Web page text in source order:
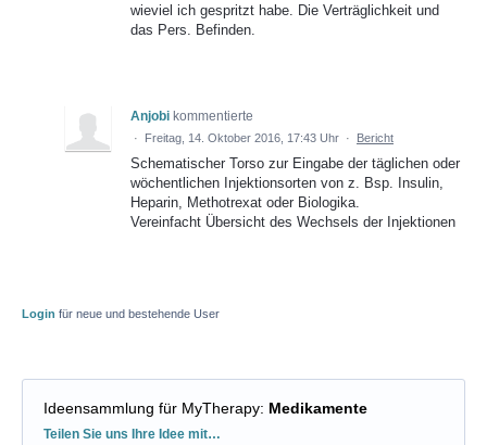
wieviel ich gespritzt habe. Die Verträglichkeit und
das Pers. Befinden.
Anjobi kommentierte
· Freitag, 14. Oktober 2016, 17:43 Uhr · Bericht
Schematischer Torso zur Eingabe der täglichen oder
wöchentlichen Injektionsorten von z. Bsp. Insulin,
Heparin, Methotrexat oder Biologika.
Vereinfacht Übersicht des Wechsels der Injektionen
Login für neue und bestehende User
Ideensammlung für MyTherapy: Medikamente
Kategorien
Teilen Sie uns Ihre Idee mit…